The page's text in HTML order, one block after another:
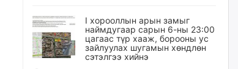
I хорооллын арын замыг
наймдугаар сарын 6-ны 23:00
цагаас түр хааж, борооны ус
зайлуулах шугамын хөндлөн
сэтэлгээ хийнэ